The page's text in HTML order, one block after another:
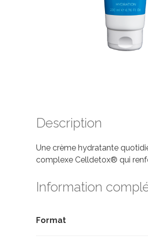
Description
Une crème hydratante
complexe Celldetox® qui
Information
Format